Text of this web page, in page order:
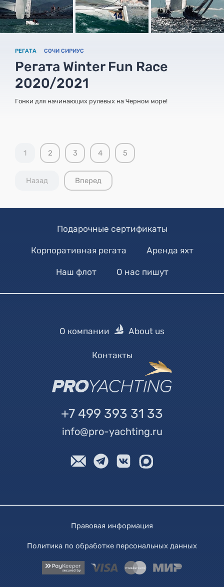
РЕГАТА СОЧИ СИРИУС
Регата Winter Fun Race
2020/2021
Гонки для начинающих рулевых на Черном море!
1 2 3 4 5
Назад Вперед
Подарочные сертификаты
Корпоративная регата Аренда яхт
Наш флот О нас пишут
О компании About us
Контакты
+7 499 393 31 33
info@pro-yachting.ru
Правовая информация
Политика по обработке персональных данных